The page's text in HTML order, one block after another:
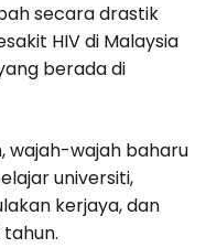
secara drastik
HIV di Malaysia
berada di
wajah-wajah baharu
universiti,
kerjaya, dan